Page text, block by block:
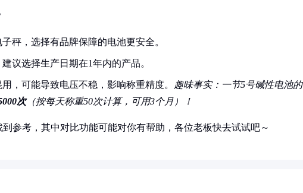
秤，选择有品牌保障的电池更安全。
议选择生产日期在1年内的产品。
，可能导致电压不稳，影响称重精度。
趣味事实：一节5号碱性电池的
次（按每天称重50次计算，可用3个月）！
参考，其中对比功能可能对你有帮助，各位老板快去试试吧～